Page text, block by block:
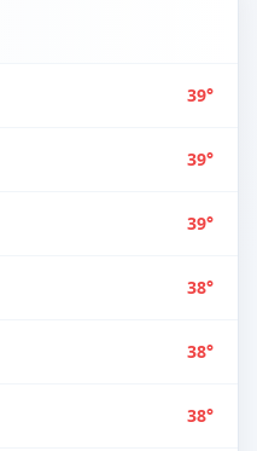
39°
39°
39°
38°
38°
38°